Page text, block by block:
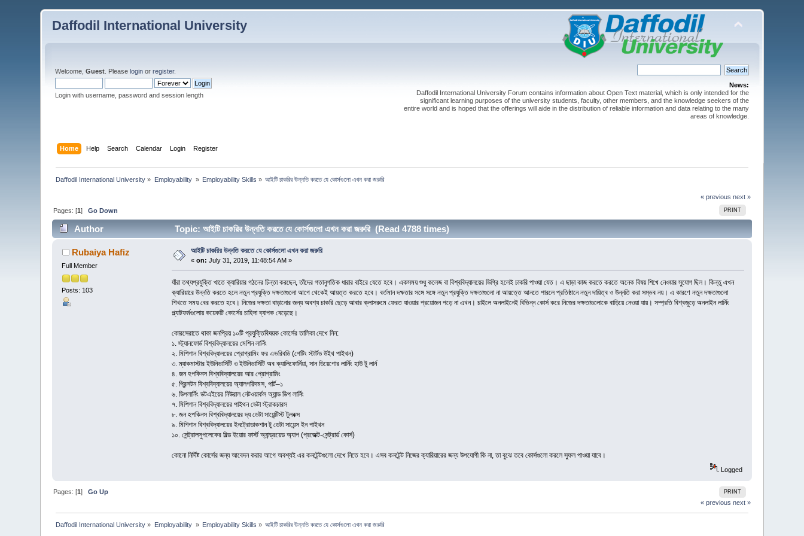
Daffodil International University
Welcome,Guest . Pleaselogin orregister.
Login with username, password and session length
News:
Daffodil International University Forum contains information about Open Text material, which is only intended for the
significant learning purposes of the university students, faculty, other members, and the knowledge seekers of the
entire world and is hoped that the offerings will aide in the distribution of reliable information and data relating to the many
areas of knowledge.
Home Help Search Calendar Login Register
Daffodil International University » Employability » Employability Skills » আইটি চাকরির উন্নতি করতে যে কোর্সগুলো এখন করা জরুরি
« previous next »
PRINT
Pages: [1]Go Down
Author Topic: আইটি চাকরির উন্নতি করতে যে কোর্সগুলো এখন করা জরুরি (Read 4788 times)
Rubaiya Hafiz
Full Member
Posts: 103
আইটি চাকরির উন্নতি করতে যে কোর্সগুলো এখন করা জরুরি
«on: July 31, 2019, 11:48:54 AM »
যাঁরা তথ্যপ্রযুক্তি খাতে ক্যারিয়ার গঠনের চিন্তা করছেন, তাঁদের গতানুগতিক ধারার বাইরে যেতে হবে। একসময় শুধু কলেজ বা বিশ্ববিদ্যালয়ের ডিগ্রি হলেই চাকরি পাওয়া যেত। এ ছাড়া কাজ করতে করতে অনেক বিষয় শিখে নেওয়ার সুযোগ ছিল। কিন্তু এখন
ক্যারিয়ারে উন্নতি করতে হলে নতুন প্রযুক্তি দক্ষতাগুলো আগে থেকেই আয়ত্ত করতে হবে। বর্তমান দক্ষতার সঙ্গে সঙ্গে নতুন প্রযুক্তি দক্ষতাগুলো না আয়ত্তে আনতে পারলে প্রতিষ্ঠানে নতুন দায়িত্ব ও উন্নতি করা সম্ভব নয়। এ কারণে নতুন দক্ষতাগুলো
শিখতে সময় বের করতে হবে। নিজের দক্ষতা বাড়ানোর জন্য অবশ্য চাকরি ছেড়ে আবার ক্লাসরুমে ফেরত যাওয়ার প্রয়োজন পড়ে না এখন। চাইলে অনলাইনেই বিভিন্ন কোর্স করে নিজের দক্ষতাগুলোকে বাড়িয়ে নেওয়া যায়। সম্প্রতি বিশ্বজুড়ে অনলাইন লার্নিং
প্ল্যাটফর্মগুলোয় কয়েকটি কোর্সের চাহিদা ব্যাপক বেড়েছে।
কোরসেরাতে থাকা জনপ্রিয় ১০টি প্রযুক্তিবিষয়ক কোর্সের তালিকা দেখে নিন:
১. স্ট্যানফোর্ড বিশ্ববিদ্যালয়ের মেশিন লার্নিং
২. মিশিগান বিশ্ববিদ্যালয়ের প্রোগ্রামিং ফর এভরিবডি (গেটিং স্টার্টড উইথ পাইথন)
৩. ম্যাকমাস্টার ইউনিভার্সিটি ও ইউনিভার্সিটি অব ক্যালিফোর্নিয়া, সান ডিয়েগোর লার্নিং হাউ টু লার্ন
৪. জন হপকিনস বিশ্ববিদ্যালয়ের আর প্রোগ্রামিং
৫. প্রিন্সটন বিশ্ববিদ্যালয়ের অ্যালগরিদমস, পার্ট–১
৬. ডিপলার্নিং ডটএইয়ের নিউরাল নেটওয়ার্কস অ্যান্ড ডিপ লার্নিং
৭. মিশিগান বিশ্ববিদ্যালয়ের পাইথন ডেটা স্ট্রাকচারস
৮. জন হপকিনস বিশ্ববিদ্যালয়ের দ্য ডেটা সায়েন্টিস্ট টুলবক্স
৯. মিশিগান বিশ্ববিদ্যালয়ের ইনট্রোডাকশান টু ডেটা সায়েন্স ইন পাইথন
১০. সেন্ট্রালসুপলেকের বিল্ড ইয়োর ফার্স্ট অ্যান্ড্রয়েড অ্যাপ (প্রজেক্ট-সেন্ট্রার্ড কোর্স)
কোনো নির্দিষ্ট কোর্সের জন্য আবেদন করার আগে অবশ্যই এর কনটেন্টগুলো দেখে নিতে হবে। এসব কনটেন্ট নিজের ক্যারিয়ারের জন্য উপযোগী কি না, তা বুঝে তবে কোর্সগুলো করলে সুফল পাওয়া যাবে।
Logged
PRINT
Pages: [1]Go Up
« previous next »
Daffodil International University » Employability » Employability Skills » আইটি চাকরির উন্নতি করতে যে কোর্সগুলো এখন করা জরুরি